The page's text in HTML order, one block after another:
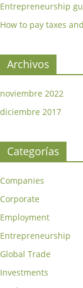
Entrepreneurship
How to pay taxes
Archivos
noviembre 2022
diciembre 2017
Categorías
Companies
Corporate
Employment
Entrepreneurship
Global Trade
Investments